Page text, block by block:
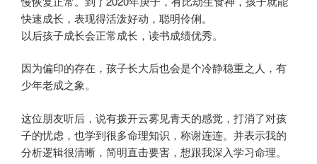
快速成长，表现得活泼好动，聪明伶俐。
以后孩子成长会正常成长，读书成绩优秀。
因为偏印的存在，孩子长大后也会是个冷静稳重之人，有
少年老成之象。
这位朋友听后，说有拨开云雾见青天的感觉，打消了对孩
子的忧虑，也学到很多命理知识，称谢连连。并表示我的
分析逻辑很清晰，简明直击要害，想跟我深入学习命理。